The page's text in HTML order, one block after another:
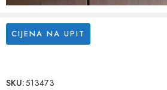
CIJENA NA UPIT
SKU:513473